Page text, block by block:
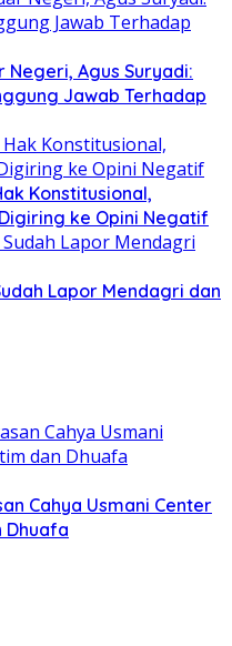
Negeri, Agus Suryadi:
Jawab Terhadap
Konstitusional,
ke Opini Negatif
Lapor Mendagri dan
Cahya Usmani Center
Dhuafa